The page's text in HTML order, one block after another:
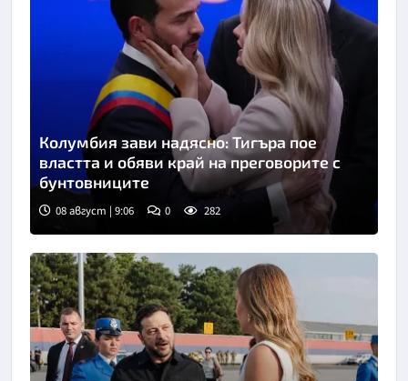
Снимка: БТА
Колумбия зави надясно: Тигъра пое
властта и обяви край на преговорите с
бунтовниците
08 август | 9:06 0 282